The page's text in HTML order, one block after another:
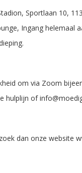
Sportlaan 10,
Ingang helemaal
om via Zoom
hulplijn of
dan onze website